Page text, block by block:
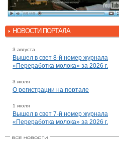
НОВОСТИ ПОРТАЛА
3 августа
Вышел в свет 8-й номер журнала
«Переработка молока» за 2026 г.
3 июля
О регистрации на портале
1 июля
Вышел в свет 7-й номер журнала
«Переработка молока» за 2026 г.